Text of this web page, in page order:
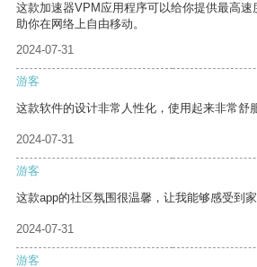
这款加速器VPM应用程序可以给你提供最高
助你在网络上自由移动。
2024-07-31
游客
这款软件的设计非常人性化，使用起来非常舒
2024-07-31
游客
这款app的社区氛围很温馨，让我能够感受到家
2024-07-31
游客